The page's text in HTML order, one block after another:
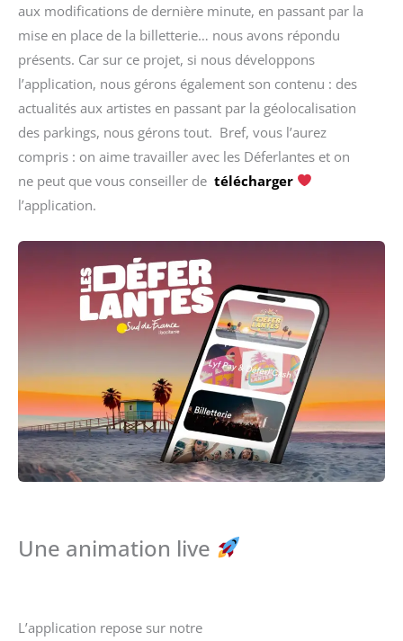
aux modifications de dernière minute, en passant par la
mise en place de la billetterie… nous avons répondu
présents. Car sur ce projet, si nous développons
l’application, nous gérons également son contenu : des
actualités aux artistes en passant par la géolocalisation
des parkings, nous gérons tout. Bref, vous l’aurez
compris : on aime travailler avec les Déferlantes et on
ne peut que vous conseiller de télécharger
l’application.
Une animation live
L’application repose sur notre